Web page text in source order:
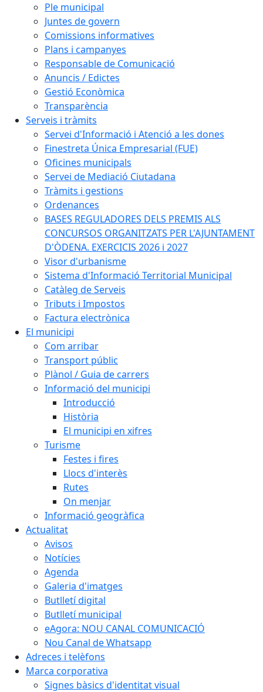
Ple municipal
Juntes de govern
Comissions informatives
Plans i campanyes
Responsable de Comunicació
Anuncis / Edictes
Gestió Econòmica
Transparència
Serveis i tràmits
Servei d'Informació i Atenció a les dones
Finestreta Única Empresarial (FUE)
Oficines municipals
Servei de Mediació Ciutadana
Tràmits i gestions
Ordenances
BASES REGULADORES DELS PREMIS ALS
CONCURSOS ORGANITZATS PER L'AJUNTAMENT
D'ÒDENA. EXERCICIS 2026 i 2027
Visor d'urbanisme
Sistema d'Informació Territorial Municipal
Catàleg de Serveis
Tributs i Impostos
Factura electrònica
El municipi
Com arribar
Transport públic
Plànol / Guia de carrers
Informació del municipi
Introducció
Història
El municipi en xifres
Turisme
Festes i fires
Llocs d'interès
Rutes
On menjar
Informació geogràfica
Actualitat
Avisos
Notícies
Agenda
Galeria d'imatges
Butlletí digital
Butlletí municipal
eAgora: NOU CANAL COMUNICACIÓ
Nou Canal de Whatsapp
Adreces i telèfons
Marca corporativa
Signes bàsics d'identitat visual